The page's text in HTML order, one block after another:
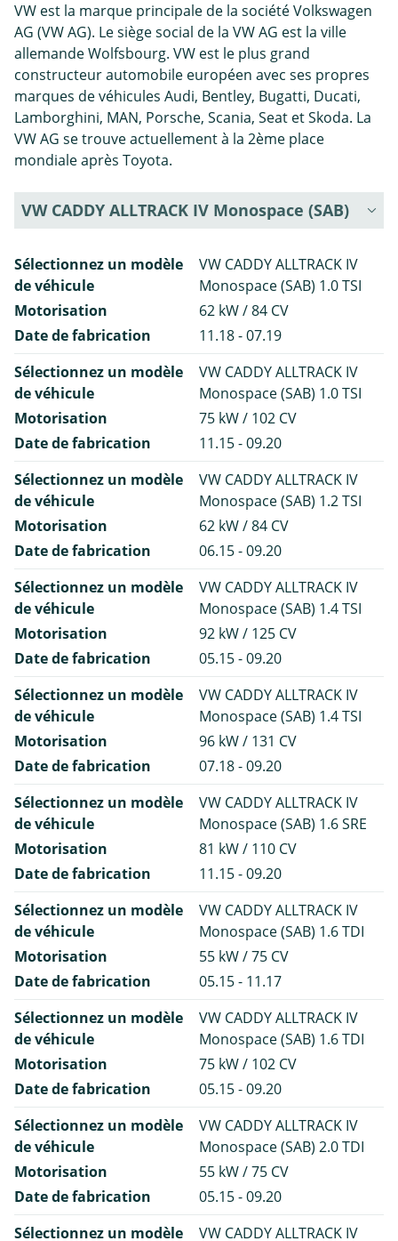
VW est la marque principale de la société Volkswagen
AG (VW AG). Le siège social de la VW AG est la ville
allemande Wolfsbourg. VW est le plus grand
constructeur automobile européen avec ses propres
marques de véhicules Audi, Bentley, Bugatti, Ducati,
Lamborghini, MAN, Porsche, Scania, Seat et Skoda. La
VW AG se trouve actuellement à la 2ème place
mondiale après Toyota.
VW CADDY ALLTRACK IV Monospace (SAB)
Sélectionnez un modèle
de véhicule
VW CADDY ALLTRACK IV
Monospace (SAB) 1.0 TSI
Motorisation
62 kW / 84 CV
Date de fabrication
11.18 - 07.19
Sélectionnez un modèle
de véhicule
VW CADDY ALLTRACK IV
Monospace (SAB) 1.0 TSI
Motorisation
75 kW / 102 CV
Date de fabrication
11.15 - 09.20
Sélectionnez un modèle
de véhicule
VW CADDY ALLTRACK IV
Monospace (SAB) 1.2 TSI
Motorisation
62 kW / 84 CV
Date de fabrication
06.15 - 09.20
Sélectionnez un modèle
de véhicule
VW CADDY ALLTRACK IV
Monospace (SAB) 1.4 TSI
Motorisation
92 kW / 125 CV
Date de fabrication
05.15 - 09.20
Sélectionnez un modèle
de véhicule
VW CADDY ALLTRACK IV
Monospace (SAB) 1.4 TSI
Motorisation
96 kW / 131 CV
Date de fabrication
07.18 - 09.20
Sélectionnez un modèle
de véhicule
VW CADDY ALLTRACK IV
Monospace (SAB) 1.6 SRE
Motorisation
81 kW / 110 CV
Date de fabrication
11.15 - 09.20
Sélectionnez un modèle
de véhicule
VW CADDY ALLTRACK IV
Monospace (SAB) 1.6 TDI
Motorisation
55 kW / 75 CV
Date de fabrication
05.15 - 11.17
Sélectionnez un modèle
de véhicule
VW CADDY ALLTRACK IV
Monospace (SAB) 1.6 TDI
Motorisation
75 kW / 102 CV
Date de fabrication
05.15 - 09.20
Sélectionnez un modèle
de véhicule
VW CADDY ALLTRACK IV
Monospace (SAB) 2.0 TDI
Motorisation
55 kW / 75 CV
Date de fabrication
05.15 - 09.20
Sélectionnez un modèle
VW CADDY ALLTRACK IV